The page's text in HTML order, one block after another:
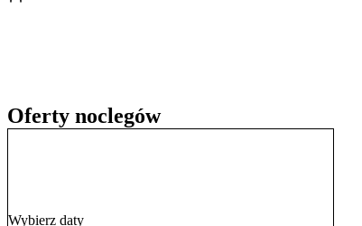
Oferty noclegów
Wybierz daty